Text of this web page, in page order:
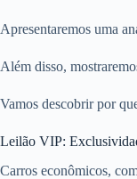
Apresentaremos uma
Além disso,
Vamos descobrir por
Leilão VIP:
Carros econômicos,